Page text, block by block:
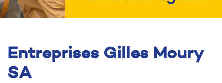
Entreprises Gilles Moury
SA